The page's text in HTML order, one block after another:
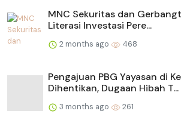
MNC Sekuritas dan
Literasi Investasi Pere...
2 months ago 468
Pengajuan PBG Yayasan di
Dihentikan, Dugaan Hibah T...
3 months ago 261